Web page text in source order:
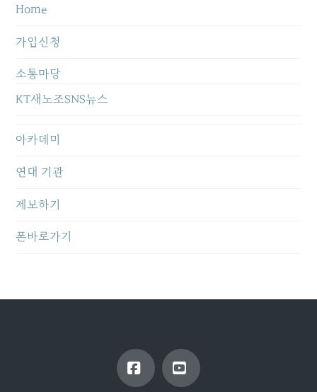
Home
가입신청
소통마당
KT새노조SNS뉴스
아카데미
연대 기관
제보하기
폰바로가기